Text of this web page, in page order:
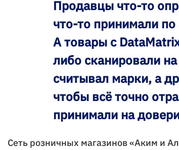
Продавцы что-то
что-то принимали
А товары с
либо сканировали
считывал марки, а
чтобы всё точно
принимали на
Сеть розничных магазинов «Аким и